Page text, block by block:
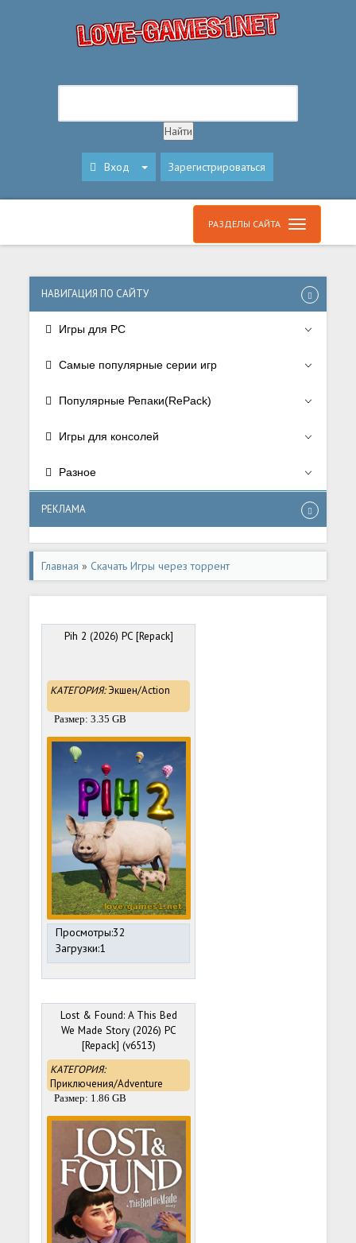
Вход Зарегистрироваться
РАЗДЕЛЫ САЙТА
НАВИГАЦИЯ ПО САЙТУ
Игры для PC
Самые популярные серии игр
Популярные Репаки(RePack)
Игры для консолей
Разное
РЕКЛАМА
Главная » Скачать Игры через торрент
Pih 2 (2026) PC [Repack]
КАТЕГОРИЯ:Экшен/Action
Размер: 3.35 GB
Просмотры:32
Загрузки:1
Lost & Found: A This Bed
We Made Story (2026) PC
[Repack] (v6513)
КАТЕГОРИЯ:
Приключения/Adventure
Размер: 1.86 GB